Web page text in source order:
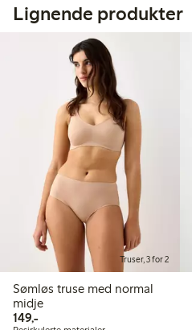
Lignende produkter
Truser, 3 for 2
Sømløs truse med normal
midje
149,-149,00 kr